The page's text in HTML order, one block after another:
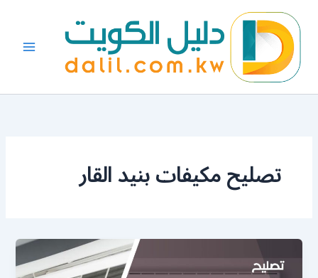
المحتوى
تصليح مكيفات بنيد القار